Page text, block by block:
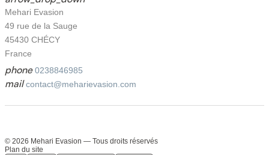
Mehari Evasion
49 rue de la Sauge
45430 CHÉCY
France
phone 0238846985
mail contact@meharievasion.com
© 2026 Mehari Evasion — Tous droits réservés
Plan du site